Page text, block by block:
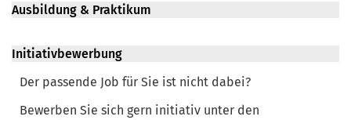
Ausbildung & Praktikum
Initiativbewerbung
Der passende Job für Sie ist nicht dabei?
Bewerben Sie sich gern initiativ unter den